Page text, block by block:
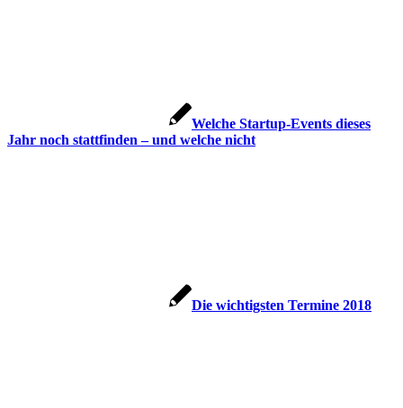
Welche Startup-Events dieses
Jahr noch stattfinden – und welche nicht
Die wichtigsten Termine 2018